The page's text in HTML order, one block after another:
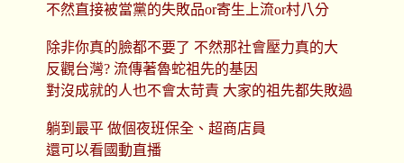
不然直接被當黨的失敗品or寄生上流or村八分
除非你真的臉都不要了 不然那社會壓力真的大
反觀台灣? 流傳著魯蛇祖先的基因
對沒成就的人也不會太苛責 大家的祖先都失敗過
躺到最平 做個夜班保全、超商店員
還可以看國動直播